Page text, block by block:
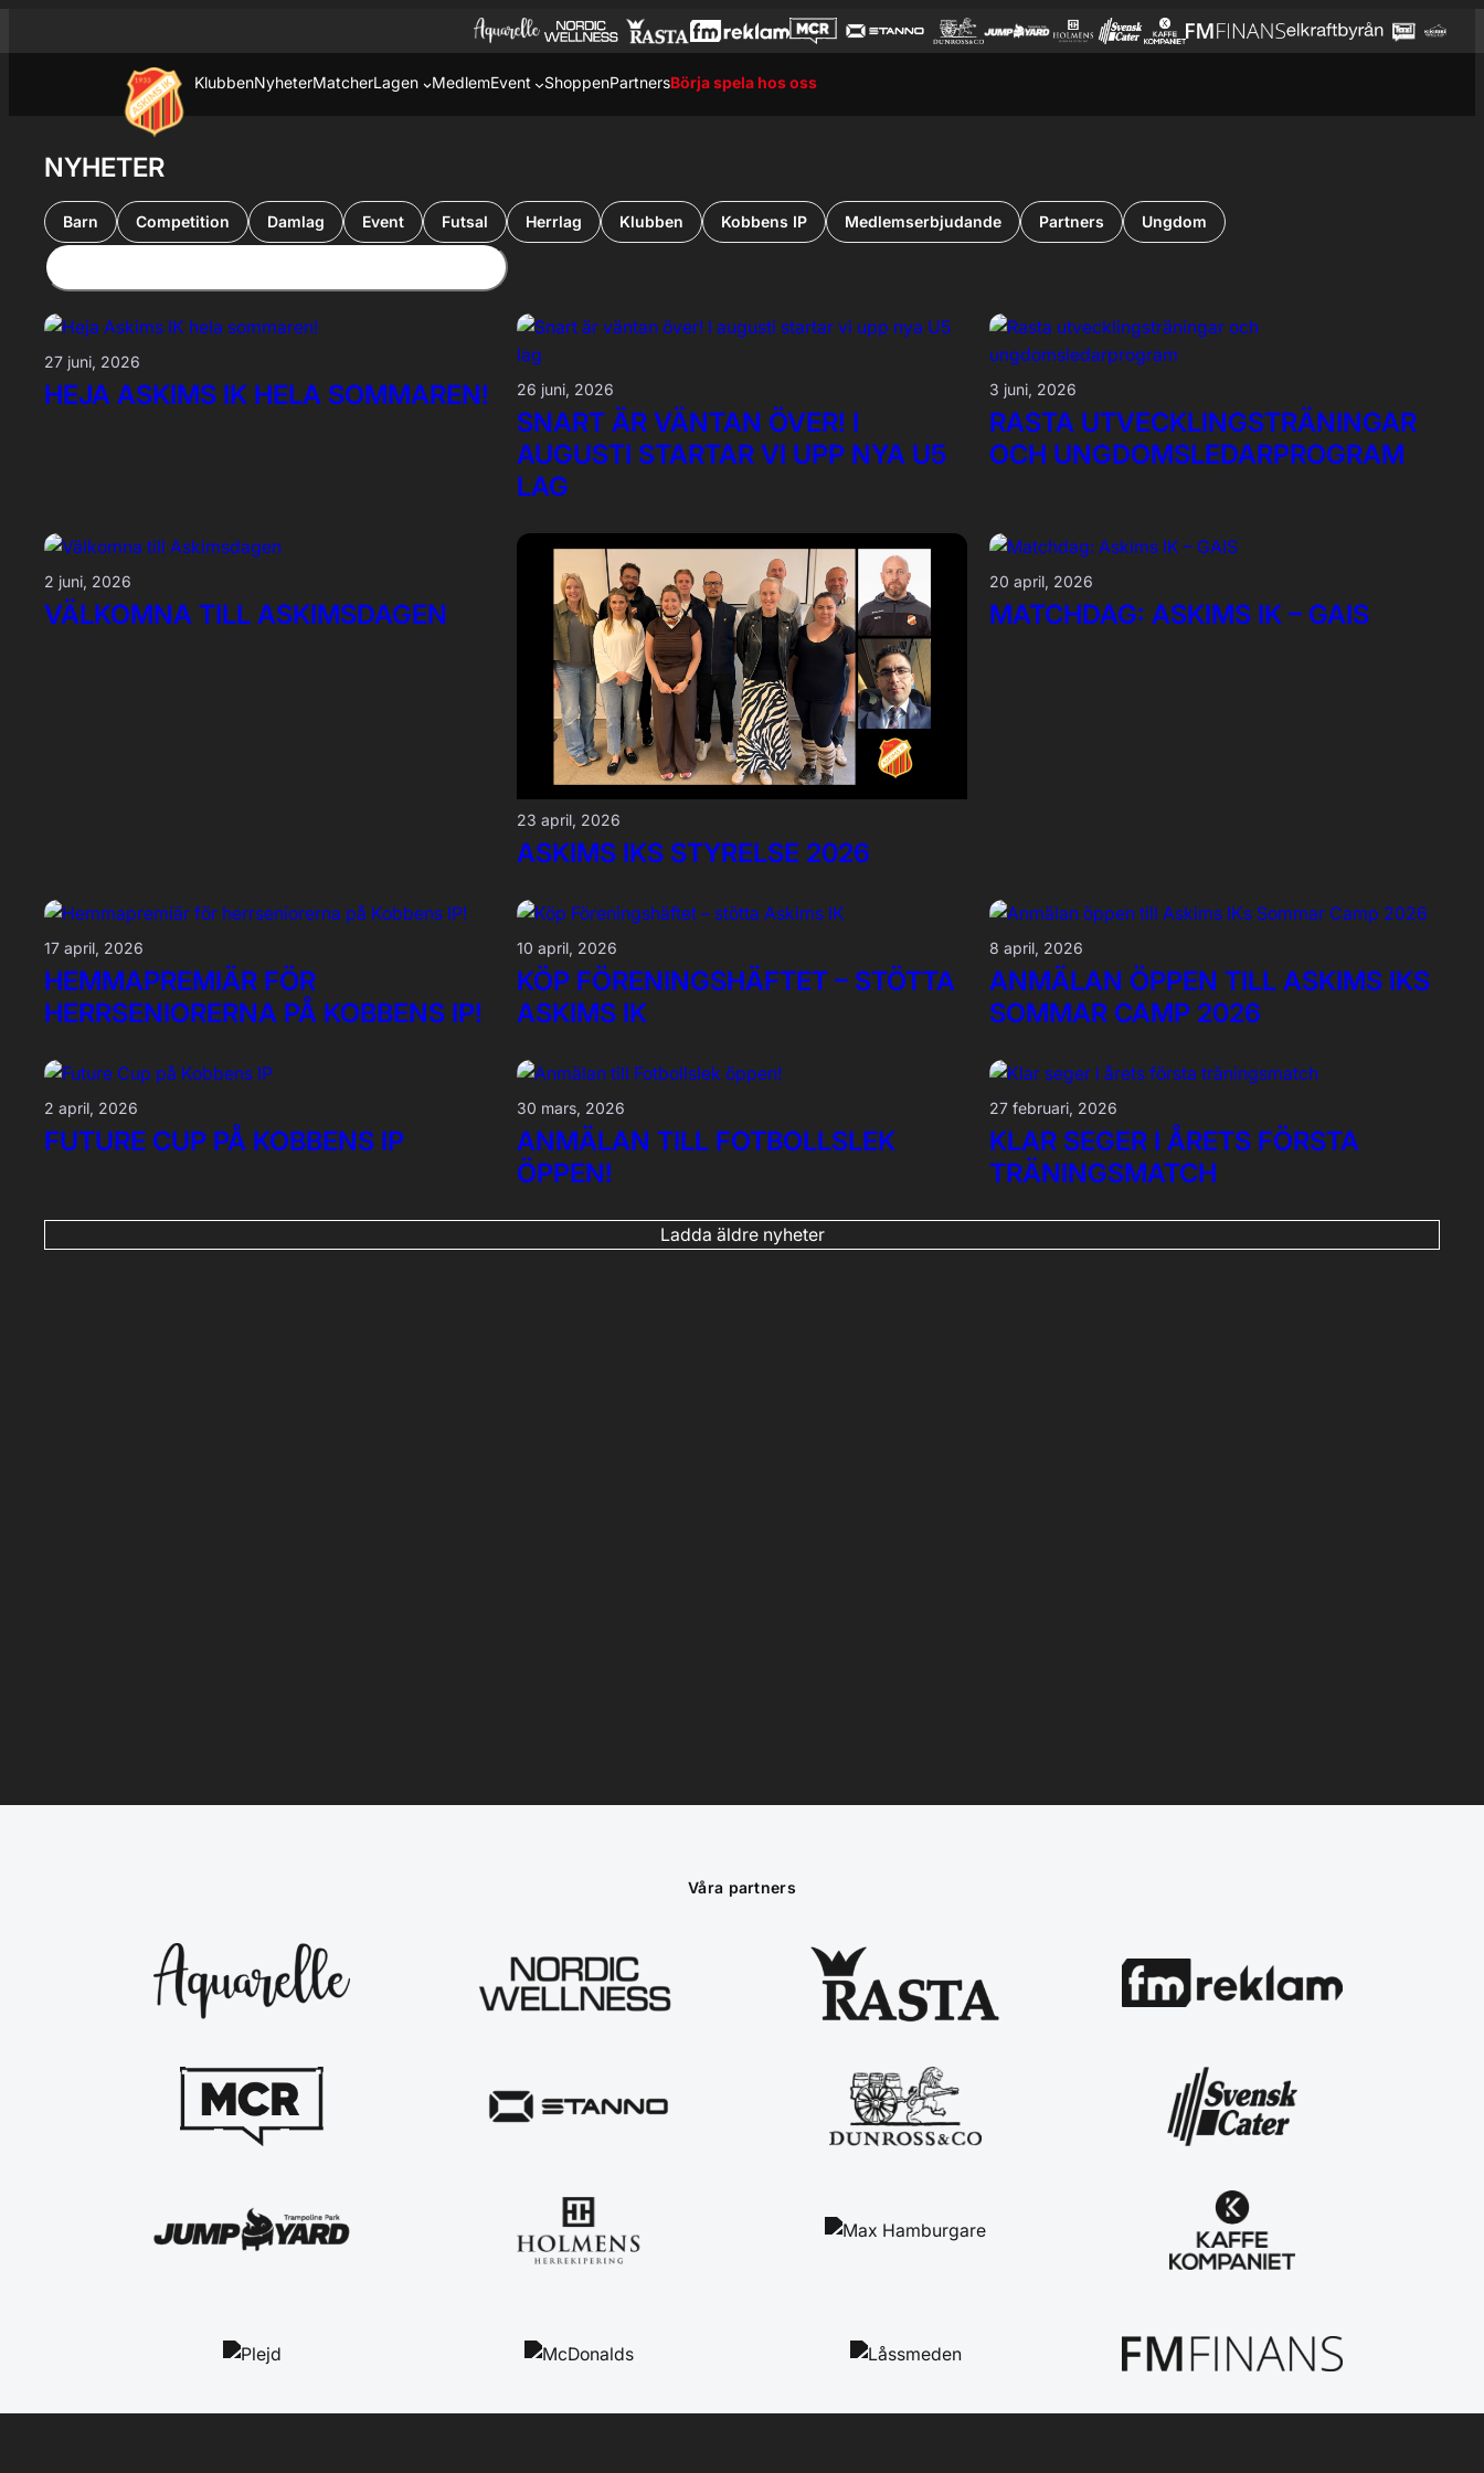
till
KlubbenNyheterMatcherLagen MedlemEvent ShoppenPartnersBörja spela hos oss
NYHETER
Barn Competition Damlag Event Futsal Herrlag Klubben Kobbens IP Medlemserbjudande Partners Ungdom
27 juni, 2026
HEJA ASKIMS IK HELA SOMMAREN! 26 juni, 2026
SNART ÄR VÄNTAN ÖVER! I
AUGUSTI STARTAR VI UPP NYA U5
LAG
3 juni, 2026
RASTA UTVECKLINGSTRÄNINGAR
OCH UNGDOMSLEDARPROGRAM
2 juni, 2026
VÄLKOMNA TILL ASKIMSDAGEN
23 april, 2026
ASKIMS IKS STYRELSE 2026
20 april, 2026
MATCHDAG: ASKIMS IK – GAIS
17 april, 2026
HEMMAPREMIÄR FÖR
HERRSENIORERNA PÅ KOBBENS IP!
10 april, 2026
KÖP FÖRENINGSHÄFTET – STÖTTA
ASKIMS IK
8 april, 2026
ANMÄLAN ÖPPEN TILL ASKIMS IKS
SOMMAR CAMP 2026
2 april, 2026
FUTURE CUP PÅ KOBBENS IP
30 mars, 2026
ANMÄLAN TILL FOTBOLLSLEK
ÖPPEN!
27 februari, 2026
KLAR SEGER I ÅRETS FÖRSTA
TRÄNINGSMATCH
Ladda äldre nyheter
Våra partners